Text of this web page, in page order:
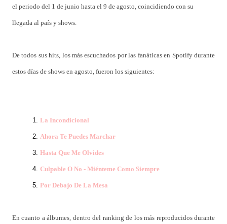
el periodo del 1 de junio hasta el 9 de agosto, coincidiendo con su
llegada al país y shows.
De todos sus hits, los más escuchados por las fanáticas en Spotify durante
estos días de shows en agosto, fueron los siguientes:
La Incondicional
Ahora Te Puedes Marchar
Hasta Que Me Olvides
Culpable O No - Miénteme Como Siempre
Por Debajo De La Mesa
En cuanto a álbumes, dentro del ranking de los más reproducidos durante